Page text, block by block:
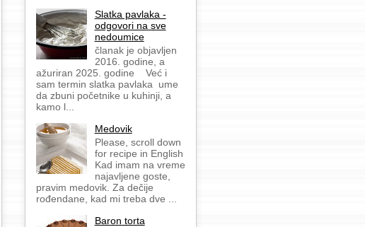
Slatka pavlaka -
odgovori na sve
nedoumice
članak je objavljen
2016. godine, a
ažuriran 2025. godine Već i
sam termin slatka pavlaka ume
da zbuni početnike u kuhinji, a
kamo l...
Medovik
Please, scroll down
for recipe in English
Kad imam na vreme
najavljene goste,
pravim medovik. Za dečije
rođendane, kad mi treba dve ...
Baron torta